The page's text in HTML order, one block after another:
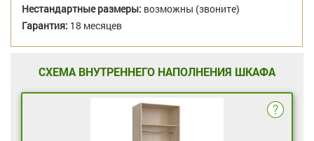
Нестандартные размеры: возможны (звоните)
Гарантия: 18 месяцев
СХЕМА ВНУТРЕННЕГО НАПОЛНЕНИЯ ШКАФА